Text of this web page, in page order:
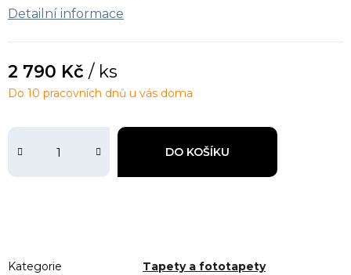
Detailní informace
2 790 Kč / ks
DO KOŠÍKU
Do 10 pracovních dnů u vás doma
Kategorie
Tapety a fototapety